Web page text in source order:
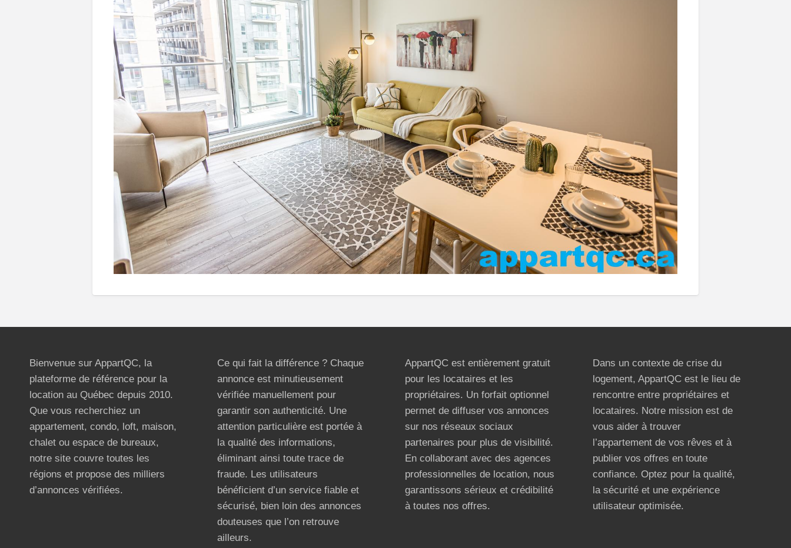
Bienvenue sur AppartQC, la
plateforme de référence pour la
location au Québec depuis 2010.
Que vous recherchiez un
appartement, condo, loft, maison,
chalet ou espace de bureaux,
notre site couvre toutes les
régions et propose des milliers
d’annonces vérifiées.
Ce qui fait la différence ? Chaque
annonce est minutieusement
vérifiée manuellement pour
garantir son authenticité. Une
attention particulière est portée à
la qualité des informations,
éliminant ainsi toute trace de
fraude. Les utilisateurs
bénéficient d’un service fiable et
sécurisé, bien loin des annonces
douteuses que l’on retrouve
ailleurs.
AppartQC est entièrement gratuit
pour les locataires et les
propriétaires. Un forfait optionnel
permet de diffuser vos annonces
sur nos réseaux sociaux
partenaires pour plus de visibilité.
En collaborant avec des agences
professionnelles de location, nous
garantissons sérieux et crédibilité
à toutes nos offres.
Dans un contexte de crise du
logement, AppartQC est le lieu de
rencontre entre propriétaires et
locataires. Notre mission est de
vous aider à trouver
l’appartement de vos rêves et à
publier vos offres en toute
confiance. Optez pour la qualité,
la sécurité et une expérience
utilisateur optimisée.